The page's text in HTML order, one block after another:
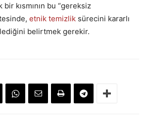
kısmının bu “gereksiz
etnik temizlik sürecini kararlı
belirtmek gerekir.